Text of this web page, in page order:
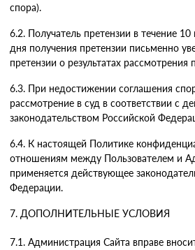
спора).
6.2. Получатель претензии в течение
дня получения претензии письменно
претензии о результатах рассмотрения
6.3. При недостижении соглашения
рассмотрение в суд в соответствии с
законодательством Российской
6.4. К настоящей Политике
отношениям между Пользователем и
применяется действующее
Федерации.
7. ДОПОЛНИТЕЛЬНЫЕ УСЛОВИЯ
7.1. Администрация Сайта вправе